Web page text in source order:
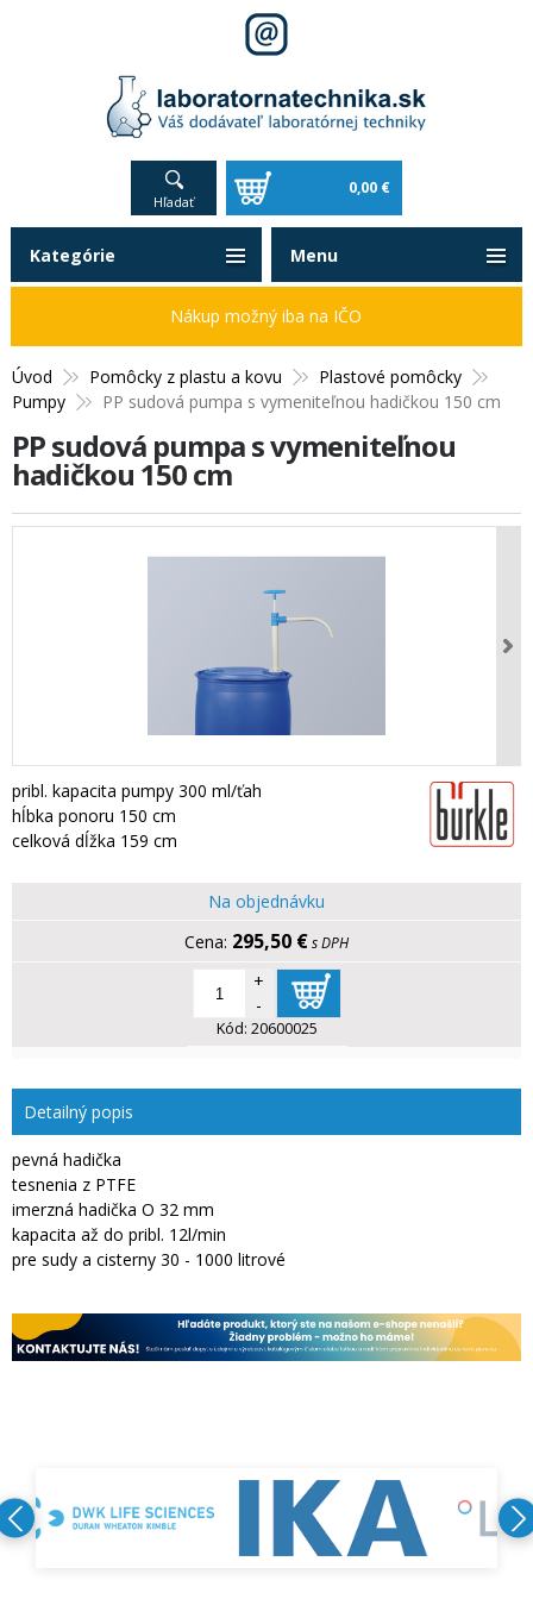
Hľadať
0,00 €
Úvod Pomôcky z plastu a kovu
Plastové pomôcky
Pumpy
PP sudová pumpa s vymeniteľnou hadičkou 150 cm
PP sudová pumpa s vymeniteľnou
hadičkou 150 cm
pribl. kapacita pumpy 300 ml/ťah
hĺbka ponoru 150 cm
celková dĺžka 159 cm
Na objednávku
295,50 €s DPH
+
-
Kód: 20600025
Detailný popis
pevná hadička
tesnenia z PTFE
imerzná hadička O 32 mm
kapacita až do pribl. 12l/min
pre sudy a cisterny 30 - 1000 litrové
Kategórie
Nákup možný iba na IČO
Menu